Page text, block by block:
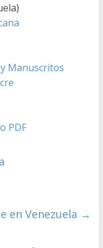
Manuscritos
PDF
en Venezuela →